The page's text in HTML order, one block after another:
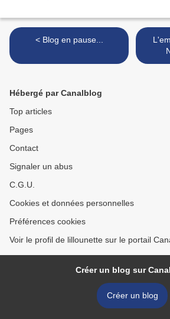
< Blog en pause...
Hébergé par Canalblog
Top articles
Pages
Contact
Signaler un abus
C.G.U.
Cookies et données personnelles
Préférences cookies
Voir le profil de lillounette sur le portail
Créer un blog sur
Créer un blog